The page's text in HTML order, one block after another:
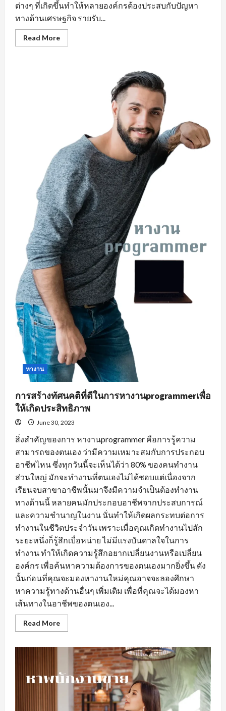
ต่างๆ ที่เกิดขึ้นทำให้หลายองค์กรต้องประสบกับปัญหา
ทางด้านเศรษฐกิจ รายรับ...
Read MoreRead
more
หางาน
การสร้างทัศนคติที่ดีในการหางานprogrammerเพื่อ
ให้เกิดประสิทธิภาพ
June 30, 2023
สิ่งสำคัญของการ หางานprogrammer คือการรู้ความ
สามารถของตนเอง ว่ามีความเหมาะสมกับการประกอบ
อาชีพไหน ซึ่งทุกวันนี้จะเห็นได้ว่า 80% ของคนทำงาน
ส่วนใหญ่ มักจะทำงานที่ตนเองไม่ได้ชอบแต่เนื่องจาก
เรียนจบสาขาอาชีพนั้นมาจึงมีความจำเป็นต้องทำงาน
ทางด้านนี้ หลายคนมักประกอบอาชีพจากประสบการณ์
และความชำนาญในงาน นั่นทำให้เกิดผลกระทบต่อการ
ทำงานในชีวิตประจำวัน เพราะเมื่อคุณเกิดทำงานไปสัก
ระยะหนึ่งก็รู้สึกเบื่อหน่าย ไม่มีแรงบันดาลใจในการ
ทำงาน ทำให้เกิดความรู้สึกอยากเปลี่ยนงานหรือเปลี่ยน
องค์กร เพื่อค้นหาความต้องการของตนเองมากยิ่งขึ้น ดัง
นั้นก่อนที่คุณจะมองหางานใหม่คุณอาจจะลองศึกษา
หาความรู้ทางด้านอื่นๆ เพิ่มเติม เพื่อที่คุณจะได้มองหา
เส้นทางในอาชีพของตนเอง...
Read MoreRead
more
สร้าง
ทัศนคติ
ดี
ใน
การ
งานprogrammerเพื่อ